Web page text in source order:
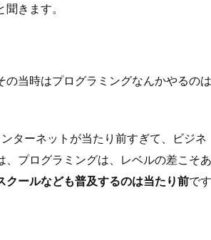
聞きます。
当時はプログラミングなんかやるのは
ターネットが当たり前すぎて、ビジネ
プログラミングは、レベルの差こそあ
クールなども普及するのは当たり前です